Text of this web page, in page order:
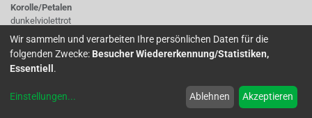
Korolle/Petalen
dunkelviolettrot
Knospe/Blüte
gefüllt, mittelgross
Wuchs
stehend
Wir sammeln und verarbeiten Ihre persönlichen Daten für die
folgenden Zwecke: Besucher Wiedererkennung/Statistiken,
Essentiell .
Einstellungen... Ablehnen Akzeptieren